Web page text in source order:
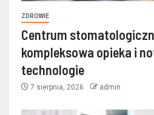
ZDROWIE
Centrum
kompleksowa opieka i
technologie
7 sierpnia, 2026 admin